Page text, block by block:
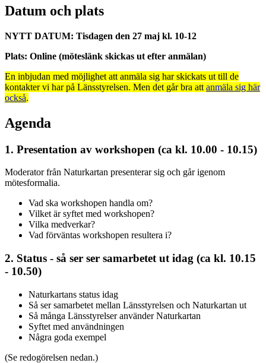
Datum och plats
NYTT DATUM: Tisdagen den 27 maj kl. 10-12
Plats: Online (möteslänk skickas ut efter anmälan)
En inbjudan med möjlighet att anmäla sig har skickats ut till de
kontakter vi har på Länsstyrelsen. Men det går bra att anmäla sig här
också.
Agenda
1. Presentation av workshopen (ca kl. 10.00 - 10.15)
Moderator från Naturkartan presenterar sig och går igenom
mötesformalia.
Vad ska workshopen handla om?
Vilket är syftet med workshopen?
Vilka medverkar?
Vad förväntas workshopen resultera i?
2. Status - så ser ser samarbetet ut idag (ca kl. 10.15
- 10.50)
Naturkartans status idag
Så ser samarbetet mellan Länsstyrelsen och Naturkartan ut
Så många Länsstyrelser använder Naturkartan
Syftet med användningen
Några goda exempel
(Se redogörelsen nedan.)